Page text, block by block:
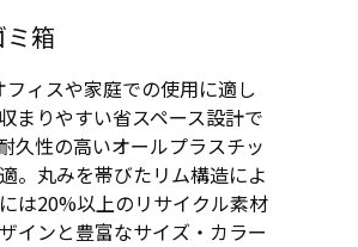
箱
ィスや家庭での使用に適し
まりやすい省スペース設計で
久性の高いオールプラスチッ
。丸みを帯びたリム構造によ
は20%以上のリサイクル素材
インと豊富なサイズ・カラー